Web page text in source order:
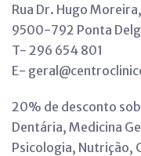
Rua Dr. Hugo
9500-792 Ponta
T- 296 654 801
E-
20% de desconto
Dentária, Medicina
Psicologia, Nutrição,